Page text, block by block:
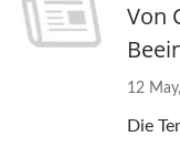
Von
12
Die